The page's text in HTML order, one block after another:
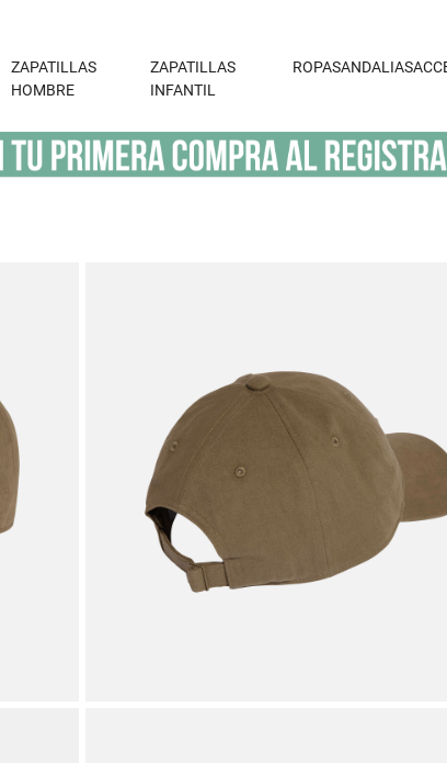
ZAPATILLAS
HOMBRE
ZAPATILLAS
INFANTIL
ROPASANDALIAS